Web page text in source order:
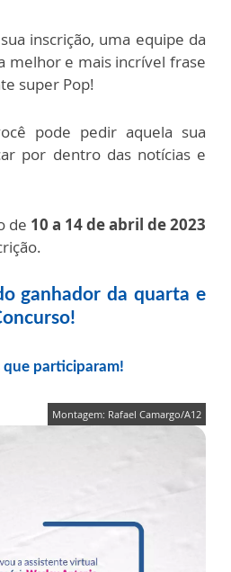
inscrição, uma equipe da
melhor e mais incrível frase
super Pop!
pode pedir aquela sua
por dentro das notícias e
de 10 a 14 de abril de 2023
ganhador da quarta e
que participaram!
Montagem: Rafael Camargo/A12